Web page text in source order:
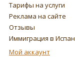
Тарифы на услуги
Реклама на сайте
Отзывы
Иммиграция в
Мой аккаунт